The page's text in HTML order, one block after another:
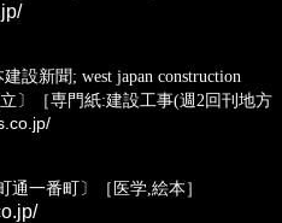
建設新聞; west japan construction
〕［専門紙:建設工事(週2回刊地方
通一番町〕［医学,絵本］